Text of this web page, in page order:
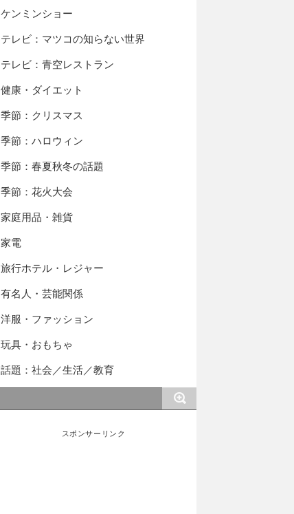
ケンミンショー
テレビ：マツコの知らない世界
テレビ：青空レストラン
健康・ダイエット
季節：クリスマス
季節：ハロウィン
季節：春夏秋冬の話題
季節：花火大会
家庭用品・雑貨
家電
旅行ホテル・レジャー
有名人・芸能関係
洋服・ファッション
玩具・おもちゃ
話題：社会／生活／教育
スポンサーリンク